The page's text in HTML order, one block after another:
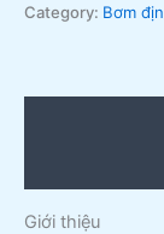
Category: Bơm
Giới thiệu